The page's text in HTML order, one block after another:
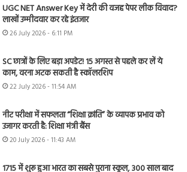
UGC NET Answer Key में देरी की वजह पेपर लीक विवाद?
लाखों उम्मीदवार कर रहे इंतजार
26 July 2026 - 6:11 PM
SC छात्रों के लिए बड़ा अपडेट! 15 अगस्त से पहले कर लें ये
काम, वरना अटक सकती है स्कॉलरशिप
22 July 2026 - 11:54 AM
नीट परीक्षा में सफलता “शिक्षा क्रांति” के व्यापक प्रभाव को
उजागर करती है: शिक्षा मंत्री बैंस
20 July 2026 - 11:43 AM
1715 में शुरू हुआ भारत का सबसे पुराना स्कूल, 300 साल बाद